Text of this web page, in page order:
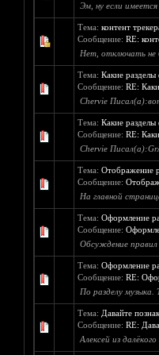
Эм, ну если
Тема: контент
Сообщение: RE:
Нет, отключать не
Тема: Какие
Сообщение: RE:
Chervie
Тема: Какие
Сообщение: RE:
Chervie
Тема: Отображение
Сообщение:
На главной
Тема: Оформление
Сообщение:
Обсуждение правил
Тема: Оформление
Сообщение: RE:
По разделу
Тема: Давайте
Сообщение: RE:
Алексей из